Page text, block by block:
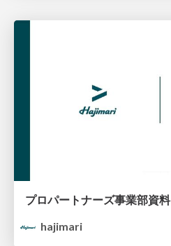
プロパートナーズ事業部資料
hajimari